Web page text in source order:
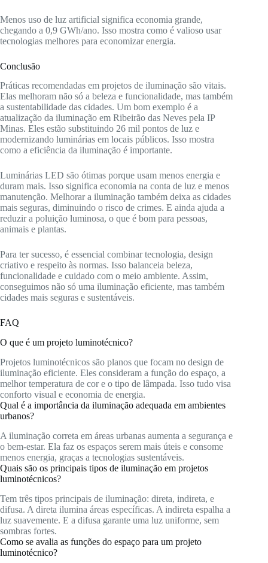
Menos uso de luz artificial significa economia grande,
chegando a 0,9 GWh/ano. Isso mostra como é valioso usar
tecnologias melhores para economizar energia.
Conclusão
Práticas recomendadas em projetos de iluminação são vitais.
Elas melhoram não só a beleza e funcionalidade, mas também
a sustentabilidade das cidades. Um bom exemplo é a
atualização da iluminação em Ribeirão das Neves pela IP
Minas. Eles estão substituindo 26 mil pontos de luz e
modernizando luminárias em locais públicos. Isso mostra
como a eficiência da iluminação é importante.
Luminárias LED são ótimas porque usam menos energia e
duram mais. Isso significa economia na conta de luz e menos
manutenção. Melhorar a iluminação também deixa as cidades
mais seguras, diminuindo o risco de crimes. E ainda ajuda a
reduzir a poluição luminosa, o que é bom para pessoas,
animais e plantas.
Para ter sucesso, é essencial combinar tecnologia, design
criativo e respeito às normas. Isso balanceia beleza,
funcionalidade e cuidado com o meio ambiente. Assim,
conseguimos não só uma iluminação eficiente, mas também
cidades mais seguras e sustentáveis.
FAQ
O que é um projeto luminotécnico?
Projetos luminotécnicos são planos que focam no design de
iluminação eficiente. Eles consideram a função do espaço, a
melhor temperatura de cor e o tipo de lâmpada. Isso tudo visa
conforto visual e economia de energia.
Qual é a importância da iluminação adequada em ambientes
urbanos?
A iluminação correta em áreas urbanas aumenta a segurança e
o bem-estar. Ela faz os espaços serem mais úteis e consome
menos energia, graças a tecnologias sustentáveis.
Quais são os principais tipos de iluminação em projetos
luminotécnicos?
Tem três tipos principais de iluminação: direta, indireta, e
difusa. A direta ilumina áreas específicas. A indireta espalha a
luz suavemente. E a difusa garante uma luz uniforme, sem
sombras fortes.
Como se avalia as funções do espaço para um projeto
luminotécnico?